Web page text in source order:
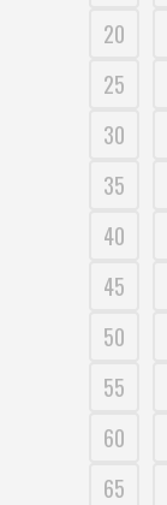
20
25
30
35
40
45
50
55
60
65